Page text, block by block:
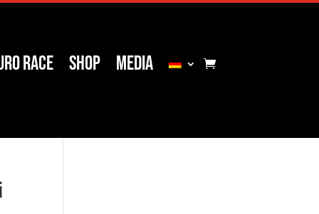
Race Shop Media